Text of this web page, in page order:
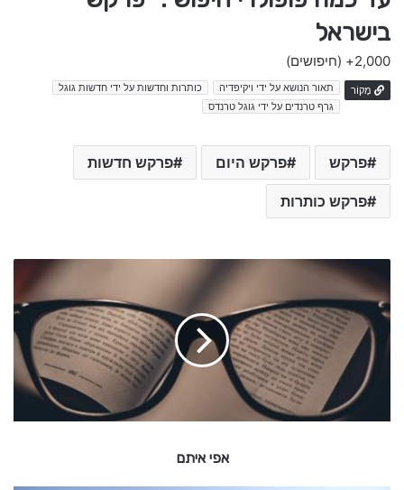
בישראל
2,000+ (חיפושים)
מָקוֹר תאור הנושא על ידי ויקיפדיה
כותרות וחדשות על ידי חדשות גוגל
גרף טרנדים על ידי גוגל טרנדס
פרקש פרקש היום פרקש חדשות
פרקש כותרות
פ
י
א
אפי איתם